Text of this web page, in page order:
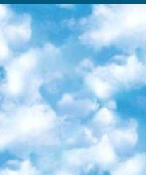
из различных научных изданий. Сгруппированные по журналам и рубрикам публикации можно читать онлайн или скачивать целиком в PDF-формате. Проект нацелен на популяризацию науки за счёт открытого доступа к качественной информации. 6. «ПостНаука» На этом ресурсе публикуют подборки видеолекций, составленные экспертами из разных отраслей и объединённые общими темами. Среди них, к примеру, есть серии «Биоинформатика и геномика», «Культура средневековой Скандинавии» и Cinema Studies о теории кино. Каждая подборка лекций — логически связанная история, рассказанная экспертом от первого лица. Кроме того, на сайте появляются научно-образовательные статьи и тесты на разные темы. 7. «Newочём» Команда проекта «Newочём» отбирает самые интересные тексты из англоязычных СМИ и переводит те из них, за которые голосуют участники сообщества «ВКонтакте». По большей части это научно-популярные статьи. Редакторы придумывают лишь заголовки, в остальном содержание переводов соответствует оригиналам. Полные тексты можно читать прямо в социальной сети. 8. InternetUrok Онлайн-база материалов по основным дисциплинам школьной программы. Информация на сайте структурирована по классам, предметам и темам (урокам). Каждый урок состоит из видеолекций и конспектов. Есть также интерактивные тренажёры и тесты для закрепления пройденного материала. Даже если вы давно окончили школу, возможность повторить программу старших классов всегда может пригодиться. 9. Edutainme Ещё один ресурс об образовании. В отличие от Newtonew, как мне кажется, Edutainme больше ориентируется на представителей индустрии: педагогов, предпринимателей, разработчиков образовательных проектов. Но и любой, кто просто стремится к саморазвитию, найдёт на сайте много полезного и интересного для себя. Например, информацию о новых курсах и образовательных сервисах. 10. Newtonew Онлайн-медиа об образовании и обучении в широком смысле. Авторы Newtonew пишут об инструментах, заведениях, тактиках и стратегиях, которые помогают учить других и получать новые знания самостоятельно. На этой площадке вы найдёте новости, обзоры, аналитические мат